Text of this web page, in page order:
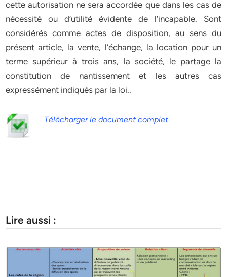
cette autorisation ne sera accordée que dans les cas de
nécessité ou d’utilité évidente de l’incapable. Sont
considérés comme actes de disposition, au sens du
présent article, la vente, l’échange, la location pour un
terme supérieur à trois ans, la société, le partage la
constitution de nantissement et les autres cas
expressément indiqués par la loi..
Télécharger le document complet
Lire aussi :